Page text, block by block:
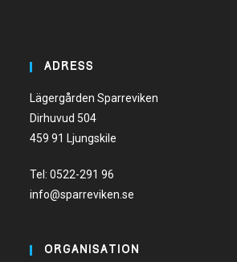
ADRESS
Lägergården Sparreviken
Dirhuvud 504
459 91 Ljungskile
Tel:0522-291 96
info@sparreviken.se
ORGANISATION